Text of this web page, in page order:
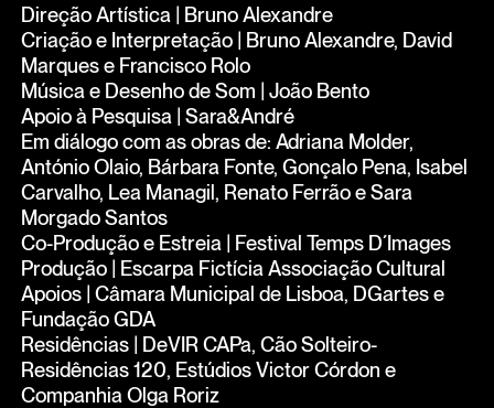
Direção Artística | Bruno Alexandre
Criação e Interpretação | Bruno Alexandre, David
Marques e Francisco Rolo
Música e Desenho de Som | João Bento
Apoio à Pesquisa | Sara&André
Em diálogo com as obras de: Adriana Molder,
António Olaio, Bárbara Fonte, Gonçalo Pena, Isabel
Carvalho, Lea Managil, Renato Ferrão e Sara
Morgado Santos
Co-Produção e Estreia | Festival Temps D´Images
Produção | Escarpa Fictícia Associação Cultural
Apoios | Câmara Municipal de Lisboa, DGartes e
Fundação GDA
Residências | DeVIR CAPa, Cão Solteiro-
Residências 120, Estúdios Victor Córdon e
Companhia Olga Roriz